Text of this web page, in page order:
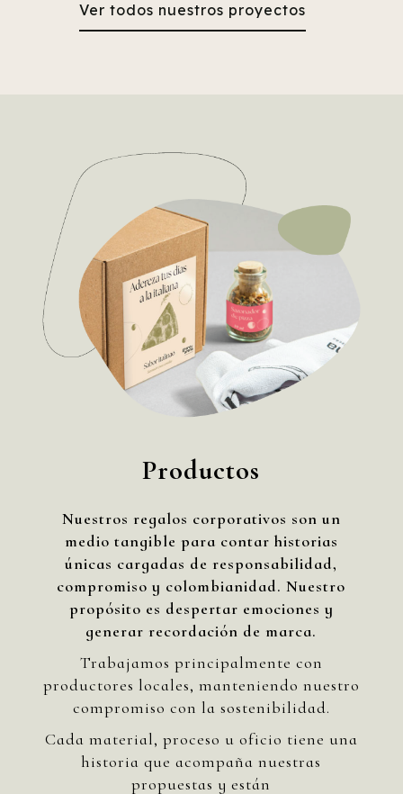
Ver todos nuestros proyectos
Productos
Nuestros regalos corporativos son un
medio tangible para contar historias
únicas cargadas de responsabilidad,
compromiso y colombianidad. Nuestro
propósito es despertar emociones y
generar recordación de marca.
Trabajamos principalmente con
productores locales, manteniendo nuestro
compromiso con la sostenibilidad.
Cada material, proceso u oficio tiene una
historia que acompaña nuestras
propuestas y están